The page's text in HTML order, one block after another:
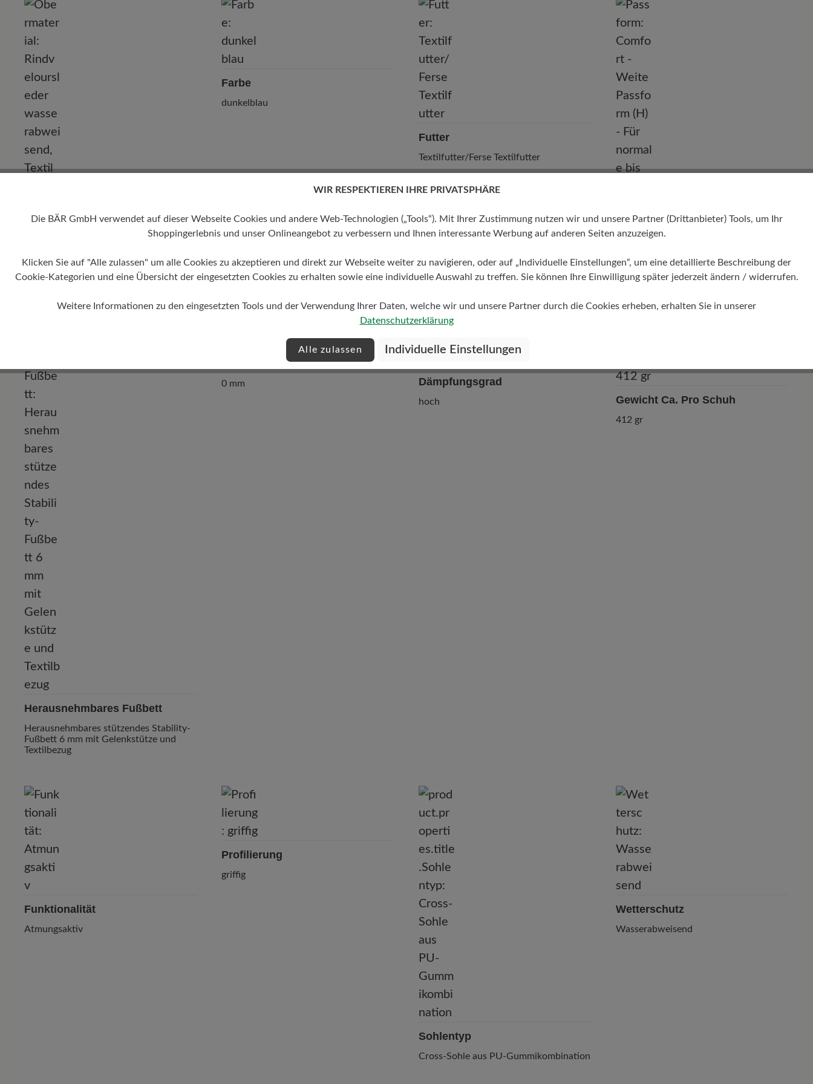
Pleidelsheimer Str. 15/1, 74321 Bietigheim-Bissingen, Deutschland
kundenbetreuung@baer-schuhe.ch
Telefon: 0800 88 62 63
Rindveloursleder wasserabweisend,
Textil
Farbe
dunkelblau
Futter
Textilfutter/Ferse Textilfutter
Passform
normale bis kräftige Füße
Herausnehmbares Fußbett
Herausnehmbares stützendes Stability-
Fußbett 6 mm mit Gelenkstütze und
Textilbezug
0 mm Dämpfungsgrad
hoch Gewicht Ca. Pro Schuh
412 gr
Funktionalität
Atmungsaktiv
Profilierung
griffig
Sohlentyp
Cross-Sohle aus PU-Gummikombination
Wetterschutz
Wasserabweisend
WIR RESPEKTIEREN IHRE PRIVATSPHÄRE
Die BÄR GmbH verwendet auf dieser Webseite Cookies und andere Web-Technologien („Tools“). Mit Ihrer Zustimmung nutzen wir und unsere Partner (Drittanbieter) Tools, um Ihr
Shoppingerlebnis und unser Onlineangebot zu verbessern und Ihnen interessante Werbung auf anderen Seiten anzuzeigen.
Klicken Sie auf "Alle zulassen" um alle Cookies zu akzeptieren und direkt zur Webseite weiter zu navigieren, oder auf „Individuelle Einstellungen“, um eine detaillierte Beschreibung der
Cookie-Kategorien und eine Übersicht der eingesetzten Cookies zu erhalten sowie eine individuelle Auswahl zu treffen. Sie können Ihre Einwilligung später jederzeit ändern / widerrufen.
Weitere Informationen zu den eingesetzten Tools und der Verwendung Ihrer Daten, welche wir und unsere Partner durch die Cookies erheben, erhalten Sie in unserer
Datenschutzerklärung
Alle zulassen Individuelle Einstellungen